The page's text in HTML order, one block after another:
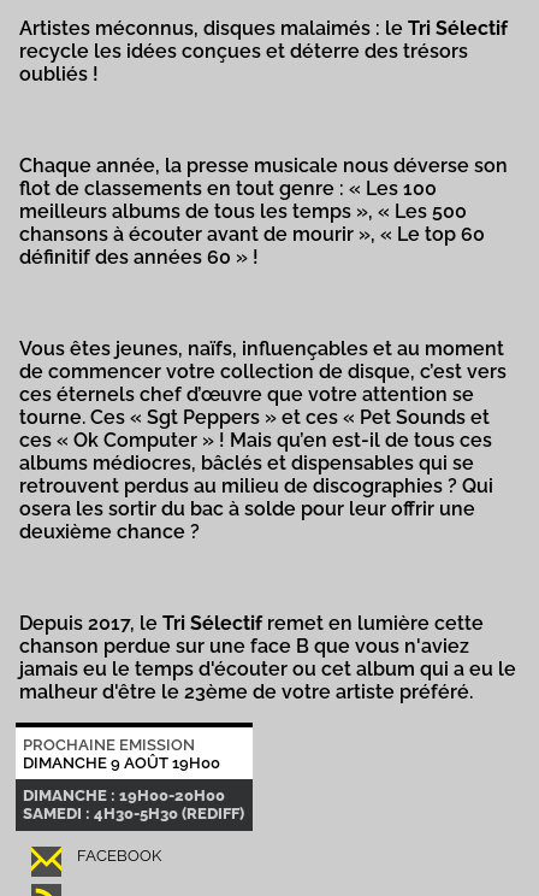
Artistes méconnus, disques malaimés : le Tri Sélectif
recycle les idées conçues et déterre des trésors
oubliés !
Chaque année, la presse musicale nous déverse son
flot de classements en tout genre : « Les 100
meilleurs albums de tous les temps », « Les 500
chansons à écouter avant de mourir », « Le top 60
définitif des années 60 » !
Vous êtes jeunes, naïfs, influençables et au moment
de commencer votre collection de disque, c’est vers
ces éternels chef d’œuvre que votre attention se
tourne. Ces « Sgt Peppers » et ces « Pet Sounds et
ces « Ok Computer » ! Mais qu’en est-il de tous ces
albums médiocres, bâclés et dispensables qui se
retrouvent perdus au milieu de discographies ? Qui
osera les sortir du bac à solde pour leur offrir une
deuxième chance ?
Depuis 2017, le Tri Sélectifremet en lumière cette
chanson perdue sur une face B que vous n'aviez
jamais eu le temps d'écouter ou cet album qui a eu le
malheur d'être le 23ème de votre artiste préféré.
PROCHAINE EMISSION
DIMANCHE 9 AOÛT 19H00
DIMANCHE : 19H00-20H00
SAMEDI : 4H30-5H30 (REDIFF)
FACEBOOK